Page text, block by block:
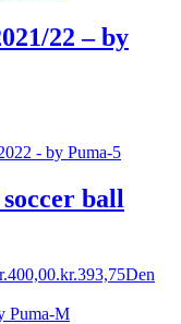
22 – by
ball
kr.393,75Den